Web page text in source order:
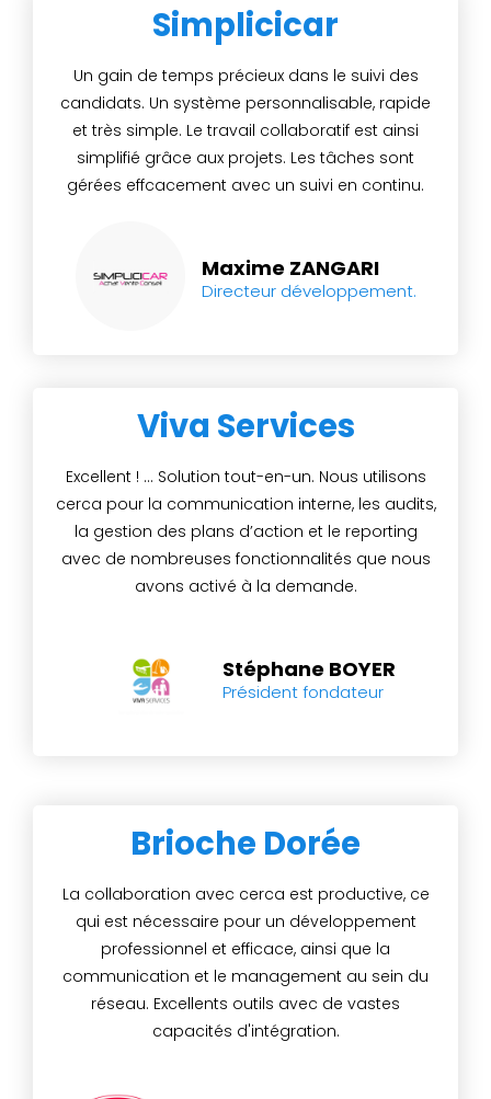
Simplicicar
Un gain de temps précieux dans le suivi des
candidats. Un système personnalisable, rapide
et très simple. Le travail collaboratif est ainsi
simplifié grâce aux projets. Les tâches sont
gérées effcacement avec un suivi en continu.
Maxime ZANGARI
Directeur développement.
Viva Services
Excellent ! ... Solution tout-en-un. Nous utilisons
cerca pour la communication interne, les audits,
la gestion des plans d’action et le reporting
avec de nombreuses fonctionnalités que nous
avons activé à la demande.
Stéphane BOYER
Président fondateur
Brioche Dorée
La collaboration avec cerca est productive, ce
qui est nécessaire pour un développement
professionnel et efficace, ainsi que la
communication et le management au sein du
réseau. Excellents outils avec de vastes
capacités d'intégration.